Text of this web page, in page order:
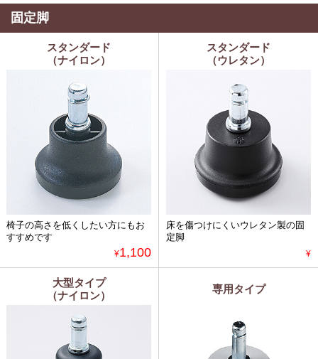
固定脚
スタンダード
（ナイロン）
椅子の高さを低くしたい方にもお
すすめです
¥1,100
スタンダード
（ウレタン）
床を傷つけにくいウレタン製の固
定脚
¥
大型タイプ
（ナイロン）
専用タイプ